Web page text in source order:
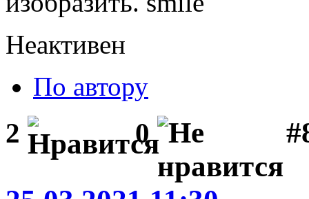
Неактивен
По автору
2 0